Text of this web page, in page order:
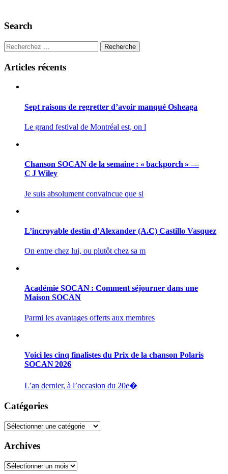
Search
Recherche
Articles récents
Sept raisons de regretter d’avoir manqué Osheaga
Le grand festival de Montréal est, on l
Chanson SOCAN de la semaine : « backporch » —
C J Wiley
Je suis absolument convaincue que si
L’incroyable destin d’Alexander (A.C) Castillo Vasquez
On entre chez lui, ou plutôt chez sa m
Académie SOCAN : Comment séjourner dans une
Maison SOCAN
Parmi les avantages offerts aux membres
Voici les cinq finalistes du Prix de la chanson Polaris
SOCAN 2026
L’an dernier, à l’occasion du 20e�
Catégories
Catégories
Archives
Archives